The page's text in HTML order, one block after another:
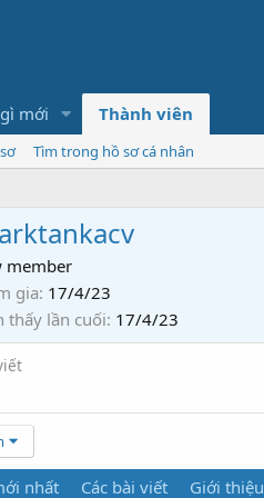
mới Thành viên
Tìm trong hồ sơ cá nhân
member
gia 17/4/23
thấy lần cuối 17/4/23
nhất Các bài viết Giới thiệu